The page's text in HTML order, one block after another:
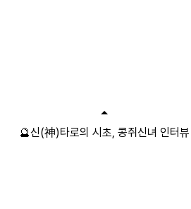
🔮신(神)타로의 시초, 콩쥐신녀 인터뷰